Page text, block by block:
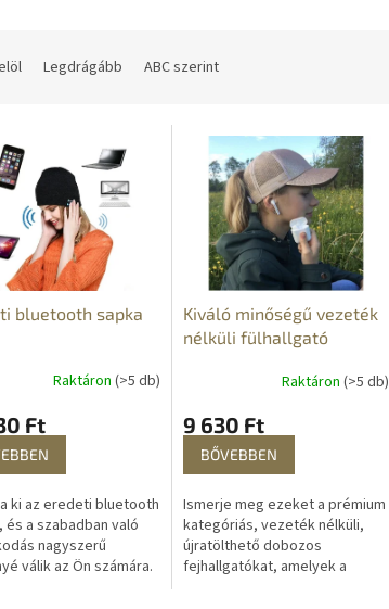
Legdrágább ABC szerint
bluetooth sapka
Raktáron (>5 db)
Ft
ki az eredeti bluetooth
és a szabadban való
nagyszerű
válik az Ön számára.
Kiváló minőségű vezeték
nélküli fülhallgató
Raktáron(>5 db)
9 630 Ft
BŐVEBBEN
Ismerje meg ezeket a prémium
kategóriás, vezeték nélküli,
újratölthető dobozos
fejhallgatókat, amelyek a